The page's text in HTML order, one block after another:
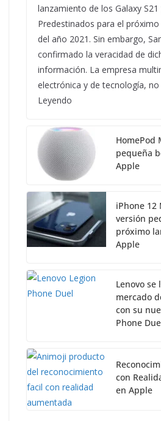
lanzamiento de los Galaxy S21
Predestinados para el
del año 2021. Sin embargo,
confirmado la veracidad de
información. La empresa
electrónica y de tecnología, no
Leyendo
HomePod
pequeña
Apple
iPhone 12
versión
próximo
Apple
Lenovo se
mercado
con su
Phone
con
en Apple